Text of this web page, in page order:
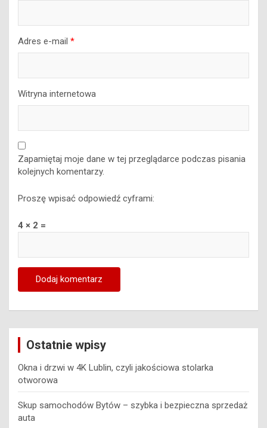
Adres e-mail *
Witryna internetowa
Zapamiętaj moje dane w tej przeglądarce podczas pisania
kolejnych komentarzy.
Proszę wpisać odpowiedź cyframi:
4 × 2 =
Ostatnie wpisy
Okna i drzwi w 4K Lublin, czyli jakościowa stolarka
otworowa
Skup samochodów Bytów – szybka i bezpieczna sprzedaż
auta